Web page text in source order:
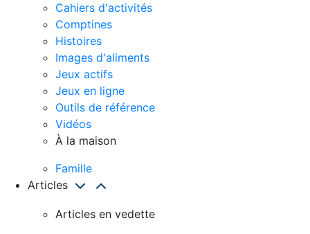
Cahiers d'activités
Comptines
Histoires
Images d'aliments
Jeux actifs
Jeux en ligne
Outils de référence
Vidéos
À la maison
Famille
Articles
Articles en vedette